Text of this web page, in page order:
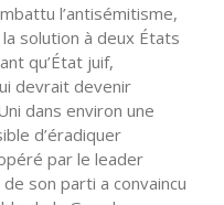
l’antisémitisme,
solution à deux États
qu’État juif,
devrait devenir
dans environ une
d’éradiquer
par le leader
son parti a convaincu